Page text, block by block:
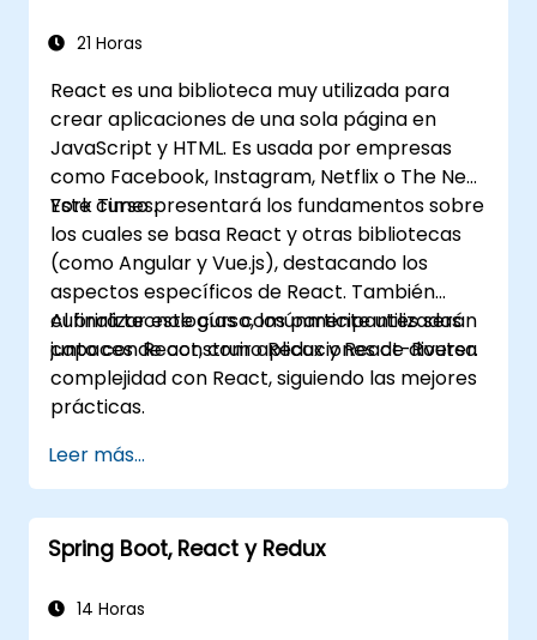
Construir, probar e implementar una
21 Horas
React es una biblioteca muy utilizada para
crear aplicaciones de una sola página en
JavaScript y HTML. Es usada por empresas
como Facebook, Instagram, Netflix o The New
York Times.
Este curso presentará los fundamentos sobre
los cuales se basa React y otras bibliotecas
(como Angular y Vue.js), destacando los
aspectos específicos de React. También
cubrirá tecnologías comúnmente utilizadas
junto con React, como Redux y React-Router.
Al finalizar este curso, los participantes serán
capaces de construir aplicaciones de diversa
complejidad con React, siguiendo las mejores
prácticas.
Leer más...
Spring Boot, React y Redux
14 Horas